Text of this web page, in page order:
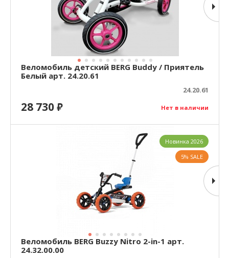
Веломобиль детский BERG Buddy / Приятель
Белый арт. 24.20.61
24.20.61
Нет в наличии
28 730₽
Веломобиль BERG Buzzy Nitro 2-in-1 арт.
24.32.00.00
Новинка 2026
5% SALE